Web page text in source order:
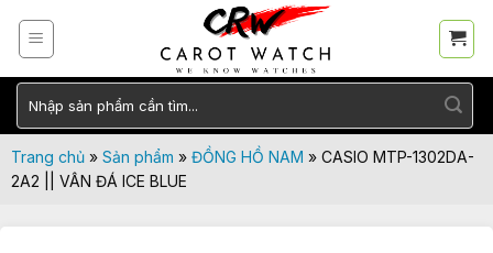
Tìm
kiếm:
Trang chủ» Sản phẩm » ĐỒNG HỒ NAM » CASIO MTP-1302DA-
2A2 || VÂN ĐÁ ICE BLUE